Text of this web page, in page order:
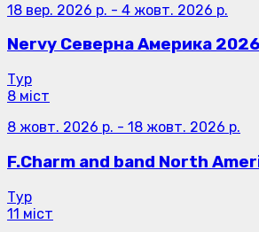
18 вер. 2026 р. - 4 жовт. 2026 р.
Nervy Северна Америка 2026
Тур
8 міст
8 жовт. 2026 р. - 18 жовт. 2026 р.
F.Charm and band North
Тур
11 міст